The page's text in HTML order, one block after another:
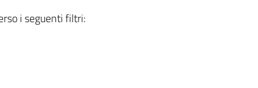
i seguenti filtri: